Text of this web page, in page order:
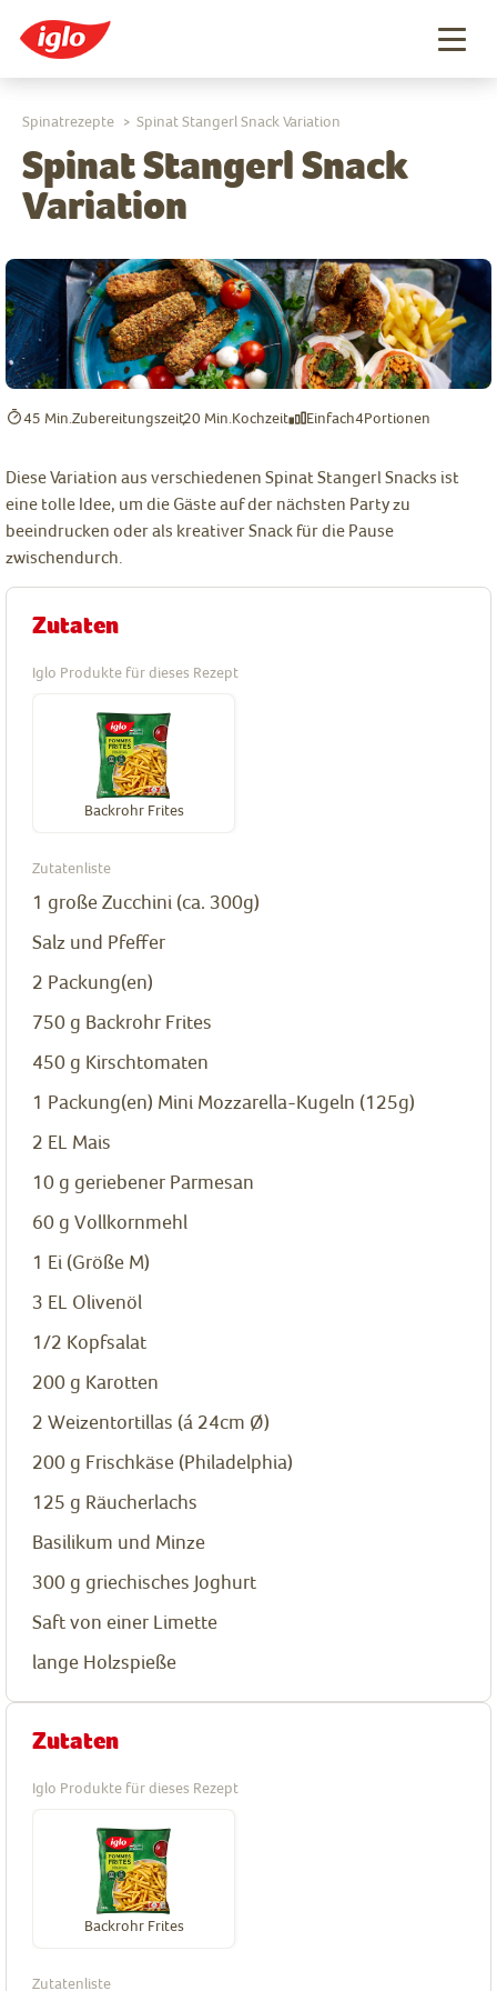
Spinat Stangerl Snack
Variation
Spinatrezepte > Spinat Stangerl Snack Variation
45 Min. Zubereitungszeit20 Min. Kochzeit Einfach4Portionen
Diese Variation aus verschiedenen Spinat Stangerl Snacks ist
eine tolle Idee, um die Gäste auf der nächsten Party zu
beeindrucken oder als kreativer Snack für die Pause
zwischendurch.
Zutaten
Iglo Produkte für dieses Rezept
Backrohr Frites
Zutatenliste
1 große Zucchini (ca. 300g)
Salz und Pfeffer
2 Packung(en)
750 g Backrohr Frites
450 g Kirschtomaten
1 Packung(en) Mini Mozzarella-Kugeln (125g)
2 EL Mais
10 g geriebener Parmesan
60 g Vollkornmehl
1 Ei (Größe M)
3 EL Olivenöl
1/2 Kopfsalat
200 g Karotten
2 Weizentortillas (á 24cm Ø)
200 g Frischkäse (Philadelphia)
125 g Räucherlachs
Basilikum und Minze
300 g griechisches Joghurt
Saft von einer Limette
lange Holzspieße
Zutaten
Iglo Produkte für dieses Rezept
Backrohr Frites
Zutatenliste